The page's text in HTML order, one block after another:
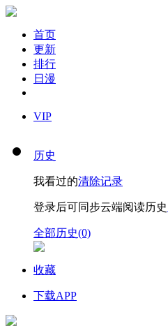
首页
更新
排行
日漫
VIP
历史
我看过的清除记录
登录后可同步云端阅读历史
全部历史(0)
收藏
下载APP